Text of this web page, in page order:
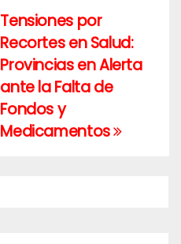
Tensiones por
Recortes en Salud:
Provincias en Alerta
ante la Falta de
Fondos y
Medicamentos